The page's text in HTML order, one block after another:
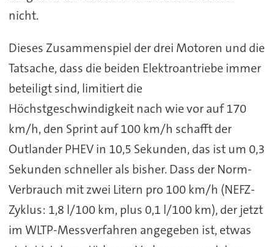
nicht.
Dieses Zusammenspiel der drei Motoren und die
Tatsache, dass die beiden Elektroantriebe immer
beteiligt sind, limitiert die
Höchstgeschwindigkeit nach wie vor auf 170
km/h, den Sprint auf 100 km/h schafft der
Outlander PHEV in 10,5 Sekunden, das ist um 0,3
Sekunden schneller als bisher. Dass der Norm-
Verbrauch mit zwei Litern pro 100 km/h (NEFZ-
Zyklus: 1,8 l/100 km, plus 0,1 l/100 km), der jetzt
im WLTP-Messverfahren angegeben ist, etwas